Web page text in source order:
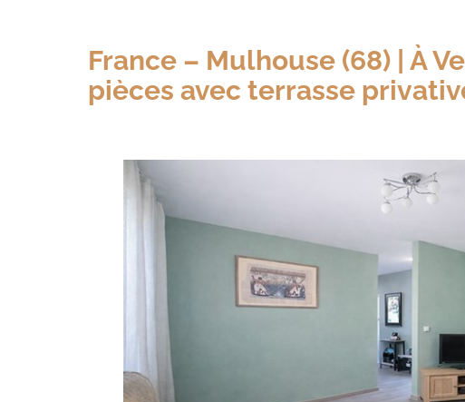
France – Mulhouse (68) | À
pièces avec terrasse